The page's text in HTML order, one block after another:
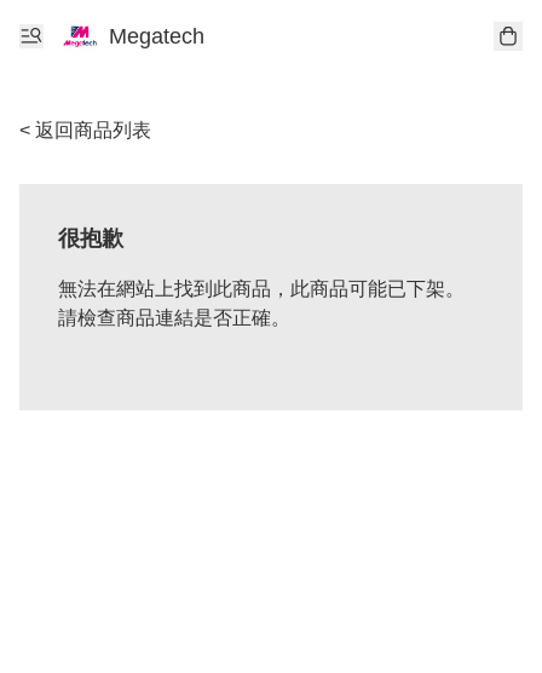
Megatech
< 返回商品列表
很抱歉
無法在網站上找到此商品，此商品可能已下架。
請檢查商品連結是否正確。